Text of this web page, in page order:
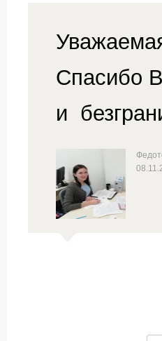
Спасибо
и